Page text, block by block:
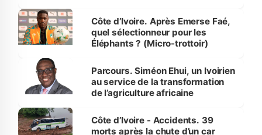
Côte d’Ivoire. Après Emerse Faé,
quel sélectionneur pour les
Éléphants ? (Micro-trottoir)
Parcours. Siméon Ehui, un Ivoirien
au service de la transformation
de l’agriculture africaine
Côte d’Ivoire - Accidents. 39
morts après la chute d’un car